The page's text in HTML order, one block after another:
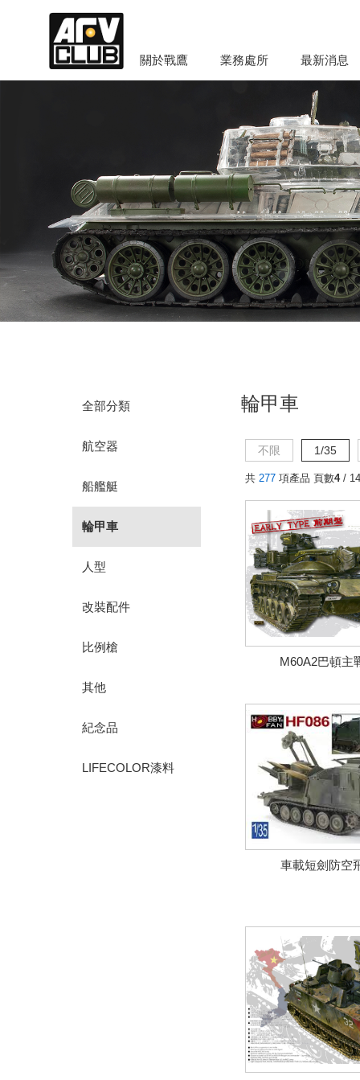
關於戰鷹 業務處所 最新消息
全部分類
航空器
船艦艇
輪甲車
人型
改裝配件
比例槍
其他
紀念品
LIFECOLOR漆料
輪甲車
不限 1/35
共 277 項產品 頁數4/ 14
M60A2巴頓主
車載短劍防空